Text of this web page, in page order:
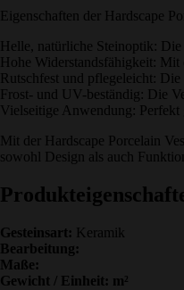
Eigenschaften der Hardscape
Helle, natürliche Steinoptik:
Hohe Widerstandsfähigkeit:
Rutschfest und pflegeleicht:
Frost- und UV-beständig: Die
Vielseitige Anwendung: Perfekt
Mit der Hardscape Porcelain
sowohl Design als auch
Gesteinsart: Keramik
Bearbeitung:
Maße:
Gewicht / Einheit: m²